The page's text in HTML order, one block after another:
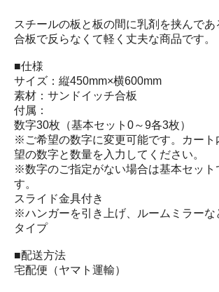
スチールの板と板の間に乳剤を挟んで
合板で反らなくて軽く丈夫な商品です。
■仕様
サイズ：縦450mm×横600mm
素材：サンドイッチ合板
付属：
数字30枚（基本セット0～9各3枚）
※ご希望の数字に変更可能です。カート
望の数字と数量を入力してください。
※数字のご指定がない場合は基本セット
す。
スライド金具付き
※ハンガーを引き上げ、ルームミラーな
タイプ
■配送方法
宅配便（ヤマト運輸）